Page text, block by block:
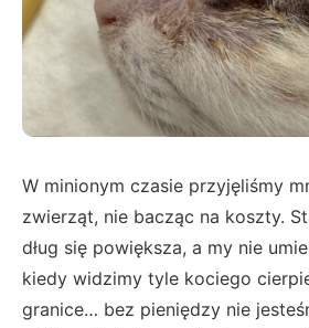
W minionym czasie przyjęliśmy
zwierząt, nie bacząc na koszty.
dług się powiększa, a my nie
kiedy widzimy tyle kociego
granice… bez pieniędzy nie